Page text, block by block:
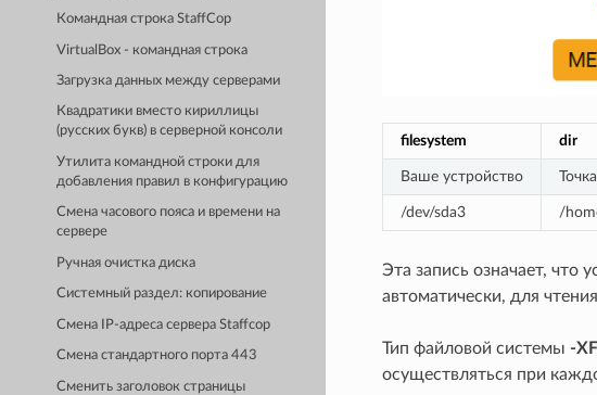
Командная строка StaffCop
VirtualBox - командная строка
Загрузка данных между серверами
Квадратики вместо кириллицы
(русских букв) в cерверной консоли
Утилита командной строки для
добавления правил в конфигурацию
Смена часового пояса и времени на
сервере
Ручная очистка диска
Системный раздел: копирование
Смена IP-адреса сервера Staffcop
Смена стандартного порта 443
Сменить заголовок страницы
filesystem dir
Ваше устройство
/dev/sda3 /
Эта запись означает, что
автоматически, для
Тип файловой системы -
осуществляться при